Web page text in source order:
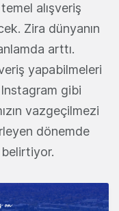
alışveriş
Zira dünyanın
arttı.
yapabilmeleri
gibi
vazgeçilmezi
dönemde
belirtiyor.